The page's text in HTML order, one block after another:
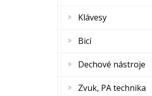
Klávesy
Bicí
Dechové nástroje
Zvuk, PA technika